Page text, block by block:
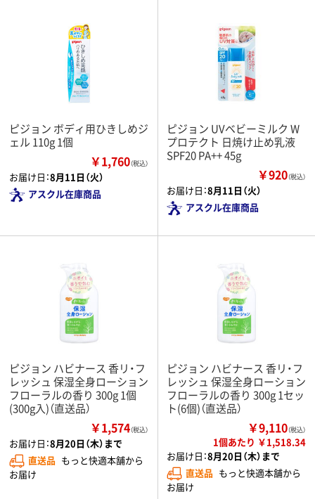
ピジョン ボディ用ひきしめジ
ェル 110g 1個
￥1,760（税込）
お届け日：8月11日（火）
アスクル在庫商品
ピジョン UVベビーミルク W
プロテクト 日焼け止め乳液
SPF20 PA++ 45g
￥920（税込）
お届け日：8月11日（火）
アスクル在庫商品
ピジョン ハビナース 香リ・フ
レッシュ 保湿全身ローション
フローラルの香り 300g 1個
(300g入)（直送品）
￥1,574（税込）
お届け日：8月20日（木）まで
直送品 もっと快適本舗から
お届け
ピジョン ハビナース 香リ・フ
レッシュ 保湿全身ローション
フローラルの香り 300g 1セッ
ト(6個)（直送品）
￥9,110（税込）
1個あたり ￥1,518.34
お届け日：8月20日（木）まで
直送品 もっと快適本舗から
お届け